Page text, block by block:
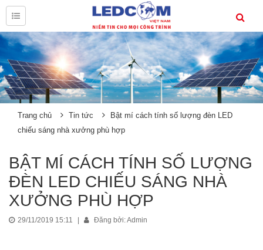
Trang chủ Tin tức
Bật mí cách tính số lượng đèn LED
chiếu sáng nhà xưởng phù hợp
BẬT MÍ CÁCH TÍNH SỐ LƯỢNG
ĐÈN LED CHIẾU SÁNG NHÀ
XƯỞNG PHÙ HỢP
29/11/2019 15:11 | Đăng bởi: Admin